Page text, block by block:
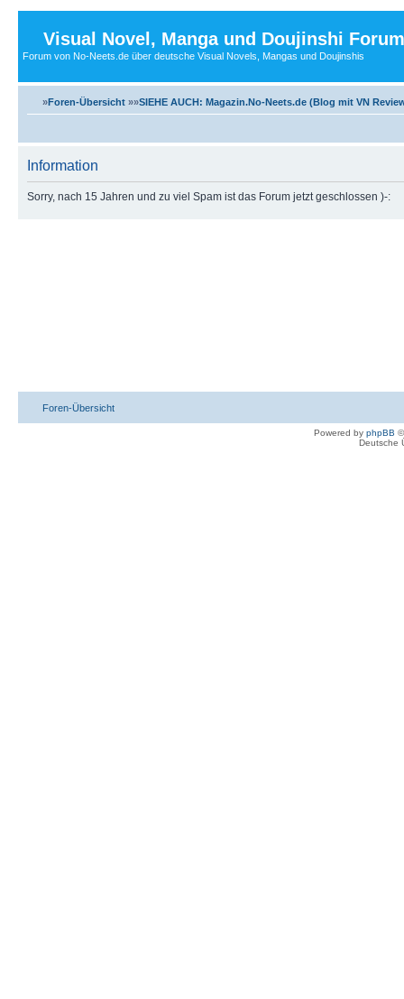
Visual Novel, Manga und Doujinshi Forum
Forum von No-Neets.de über deutsche Visual Novels, Mangas und Doujinshis
»Foren-Übersicht »»SIEHE AUCH: Magazin.No-Neets.de (Blog mit VN
Information
Sorry, nach 15 Jahren und zu viel Spam ist das Forum jetzt geschlossen )-:
Foren-Übersicht
Powered by phpBB
Deutsche